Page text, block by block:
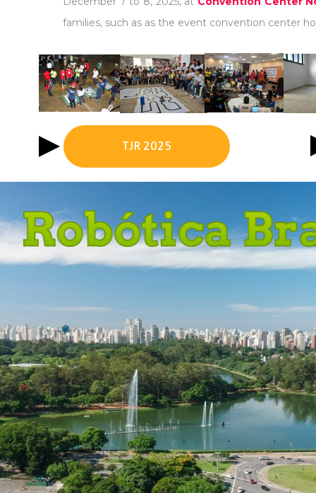
families, such as as the event convention center
TJR 2025